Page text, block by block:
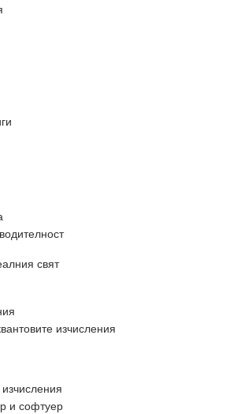
свят
изчисления
и софтуер